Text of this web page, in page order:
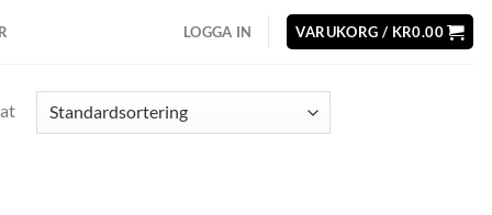
LOGGA IN VARUKORG / KR0.00